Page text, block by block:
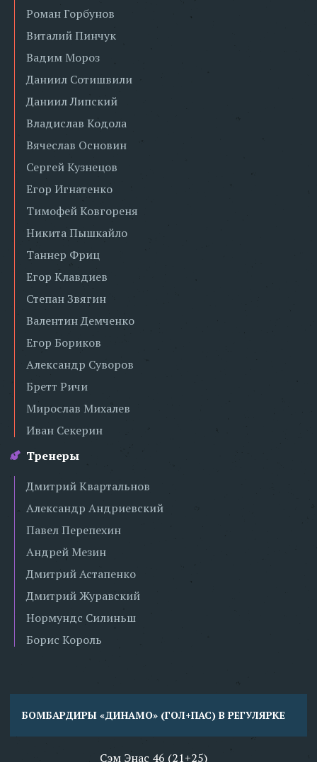
Роман Горбунов
Виталий Пинчук
Вадим Мороз
Даниил Сотишвили
Даниил Липский
Владислав Кодола
Вячеслав Основин
Сергей Кузнецов
Егор Игнатенко
Тимофей Ковгореня
Никита Пышкайло
Таннер Фриц
Егор Клавдиев
Степан Звягин
Валентин Демченко
Егор Бориков
Александр Суворов
Бретт Ричи
Мирослав Михалев
Иван Секерин
Тренеры
Дмитрий Квартальнов
Александр Андриевский
Павел Перепехин
Андрей Мезин
Дмитрий Астапенко
Дмитрий Журавский
Нормундс Силиньш
Борис Король
БОМБАРДИРЫ «ДИНАМО» (ГОЛ+ПАС) В РЕГУЛЯРКЕ
Сэм Энас 46 (21+25)